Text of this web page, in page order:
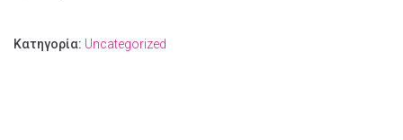
Κατηγορία: Uncategorized